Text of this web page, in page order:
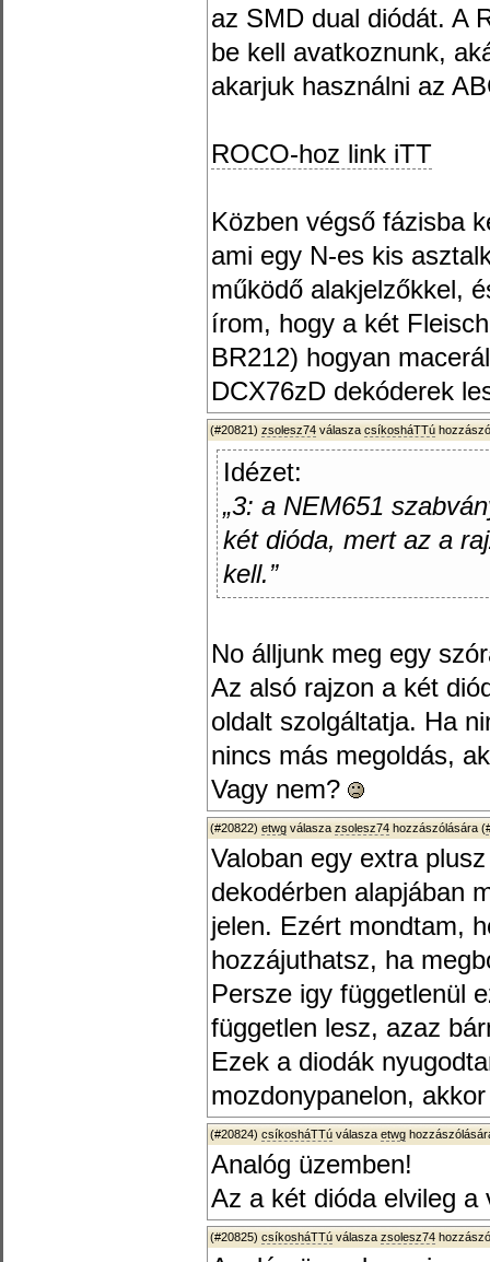
az SMD dual diódát. A
be kell avatkoznunk,
akarjuk használni az
ROCO-hoz link iTT
Közben végső fázisba
ami egy N-es kis
működő alakjelzőkkel,
írom, hogy a két
BR212) hogyan
DCX76zD dekóderek
(#20821) zsolesz74 válasza csíkosháTTú
Idézet:
„3: a NEM651
két dióda, mert az a
kell.”
No álljunk meg egy
Az alsó rajzon a két
oldalt szolgáltatja. Ha
nincs más megoldás,
Vagy nem?
(#20822) etwg válasza zsolesz74 hozzászólására (
Valoban egy extra
dekodérben alapjában
jelen. Ezért mondtam,
hozzájuthatsz, ha
Persze igy függetlenül
független lesz, azaz
Ezek a diodák
mozdonypanelon,
(#20824) csíkosháTTú válasza etwg
Analóg üzemben!
Az a két dióda elvileg a
(#20825) csíkosháTTú válasza zsolesz74